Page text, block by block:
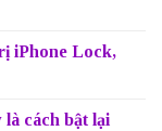
iPhone Lock,
là cách bật lại